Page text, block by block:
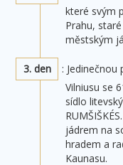
které svým
Prahu,
městským
3. den
:
Vilniusu se
sídlo
RUMŠIŠKÉS.
jádrem na
hradem a
Kaunasu.